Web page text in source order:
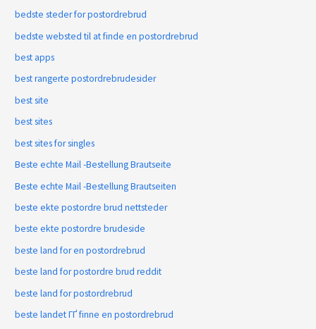
bedste steder for postordrebrud
bedste websted til at finde en postordrebrud
best apps
best rangerte postordrebrudesider
best site
best sites
best sites for singles
Beste echte Mail -Bestellung Brautseite
Beste echte Mail -Bestellung Brautseiten
beste ekte postordre brud nettsteder
beste ekte postordre brudeside
beste land for en postordrebrud
beste land for postordre brud reddit
beste land for postordrebrud
beste landet ГҐ finne en postordrebrud